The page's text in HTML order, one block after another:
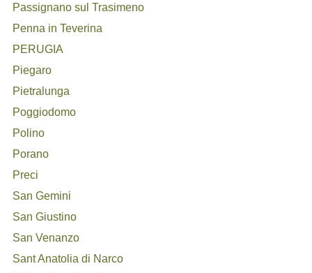
Passignano sul Trasimeno
Penna in Teverina
PERUGIA
Piegaro
Pietralunga
Poggiodomo
Polino
Porano
Preci
San Gemini
San Giustino
San Venanzo
Sant Anatolia di Narco